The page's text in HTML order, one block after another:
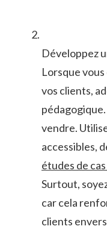
Développez
Lorsque
vos clients,
vendre.
accessibles,
études ⁢de
Surtout,
car cela
clients